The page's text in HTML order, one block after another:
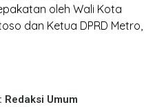
oleh Wali Kota
dan Ketua DPRD Metro,
Redaksi Umum